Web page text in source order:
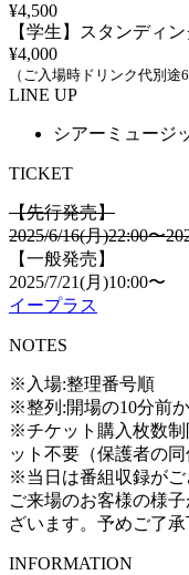
¥4,500
【学⽣】スタンディ
¥4,000
（ご入場時ドリンク代別途
LINE UP
シアーミュージ
TICKET
【先⾏発売】
2025/6/16(⽉)22:00〜
【一般発売】
2025/7/21(月)10:00〜
イープラス
NOTES
※⼊場:整理番号順
※整列:開場の10分前
※チケット購⼊枚数
ット不要（保護者の同
※当⽇は番組収録がご
ご来場のお客様の様
ざいます。予めご了承
INFORMATION